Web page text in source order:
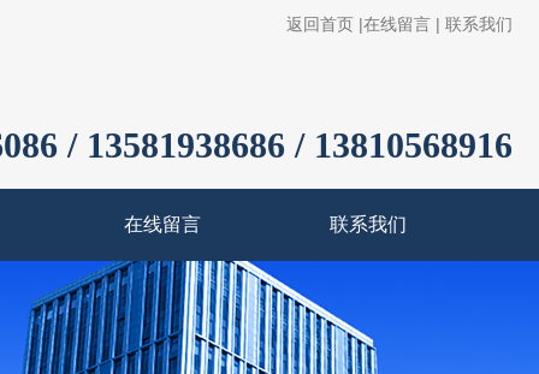
返回首页 |在线留言 | 联系我们
/ 13581938686 / 13810568916
在线留言 联系我们